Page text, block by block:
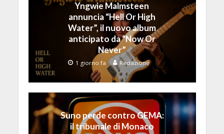
Yngwie Malmsteen
annuncia “Hell Or High
Water”, il nuovo album
anticipato da “Now Or
Never”
1 giorno fa Redazione
Suno perde contro GEMA:
il tribunale di Monaco